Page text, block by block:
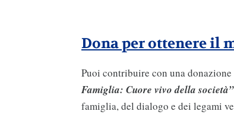
Dona per ottenere il
Puoi contribuire con una
Famiglia: Cuore vivo della società”
famiglia, del dialogo e dei legami